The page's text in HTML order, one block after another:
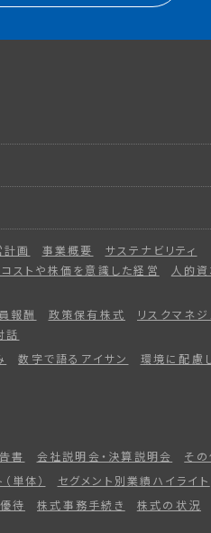
計画 事業概要
サステナビリティ
ストや株価を意識した経営
人的
報酬 政策保有株式
リスクマネジ
話
数字で語るアイサン
環境に配慮
書 会社説明会・決算説明会
そ
単体）
セグメント別業績ハイライト
待 株式事務手続き 株式の状況